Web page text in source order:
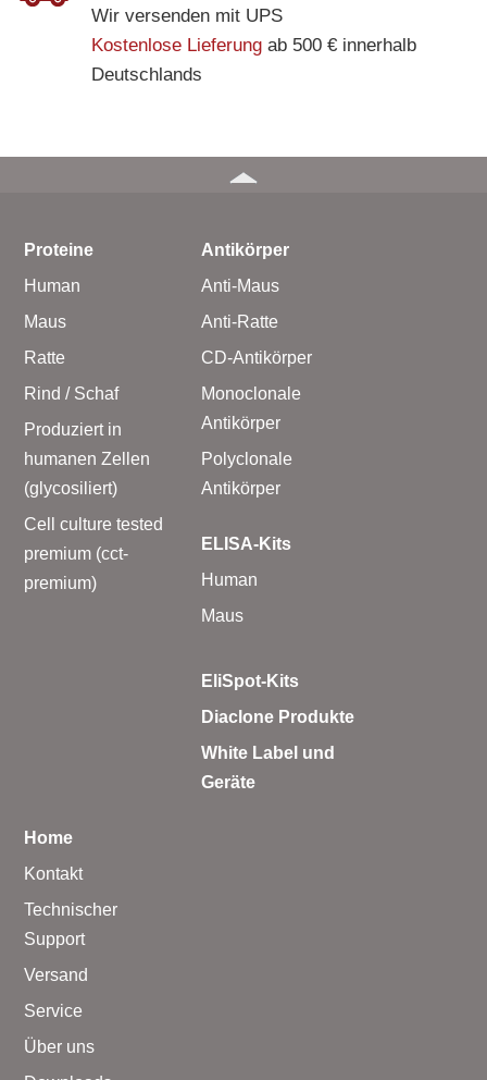
Wir versenden mit UPS
Kostenlose Lieferungab 500 € innerhalb
Deutschlands
Proteine
Human
Maus
Ratte
Rind / Schaf
Produziert in
humanen Zellen
(glycosiliert)
Cell culture tested
premium (cct-
premium)
Antikörper
Anti-Maus
Anti-Ratte
CD-Antikörper
Monoclonale
Antikörper
Polyclonale
Antikörper
ELISA-Kits
Human
Maus
EliSpot-Kits
Diaclone Produkte
White Label und
Geräte
Home
Kontakt
Technischer
Support
Versand
Service
Über uns